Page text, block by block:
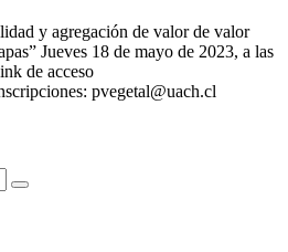
y agregación de valor de valor
Jueves 18 de mayo de 2023, a las
de acceso
pvegetal@uach.cl